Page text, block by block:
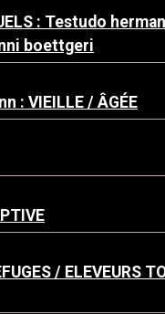
: Testudo
boettgeri
: VIEILLE / ÂGÉE
/ ELEVEURS